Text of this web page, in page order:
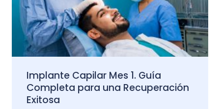
Implante Capilar Mes 1. Guía
Completa para una Recuperación
Exitosa